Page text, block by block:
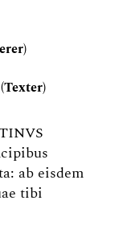
ab eisdem
tibi